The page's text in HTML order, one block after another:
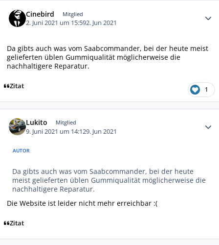
Cinebird Mitglied
2. Juni 2021 um 15:592. Jun 2021
Da gibts auch was vom Saabcommander, bei der heute meist
gelieferten üblen Gummiqualität möglicherweise die
nachhaltigere Reparatur.
Zitat 1
Lukito Mitglied
9. Juni 2021 um 14:129. Jun 2021
AUTOR
Da gibts auch was vom Saabcommander, bei der heute
meist gelieferten üblen Gummiqualität möglicherweise die
nachhaltigere Reparatur.
Die Website ist leider nicht mehr erreichbar :(
Zitat